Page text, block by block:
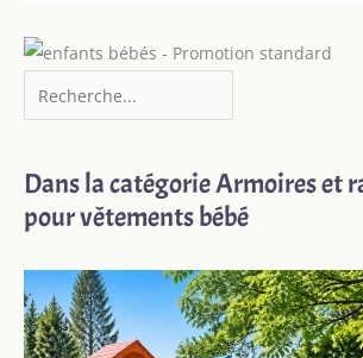
Dans la catégorie Armoires et
pour vêtements bébé